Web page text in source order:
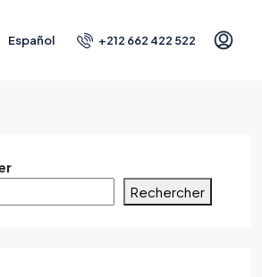
Español +212 662 422 522
Rechercher